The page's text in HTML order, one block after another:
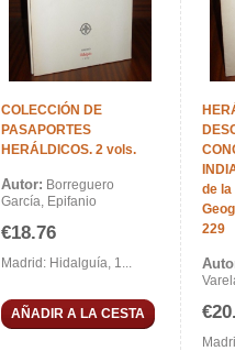
COLECCIÓN DE
PASAPORTES
HERÁLDICOS. 2 vols.
Autor: Borreguero
García, Epifanio
€18.76
Madrid: Hidalguía, 1...
AÑADIR A LA CESTA
de la
229